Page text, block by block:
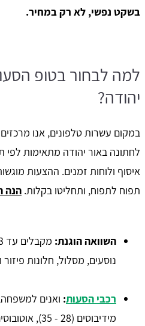
בשקט נפשי, לא רק במחיר.
למה לבחור בטופ
יהודה?
במקום עשרות טלפונים, אנו
לחתונה באור יהודה מתאימות
איסוף ולוחות זמנים. ההצעות
תפוח לתפוח, ותחליטו בקלות. הנה
השוואה הוגנת:
נוסעים, מסלול, חלונות
רכבי הסעות: ואנים
מידיבוסים (28 - 35), אוטובוסים (50 - 60).